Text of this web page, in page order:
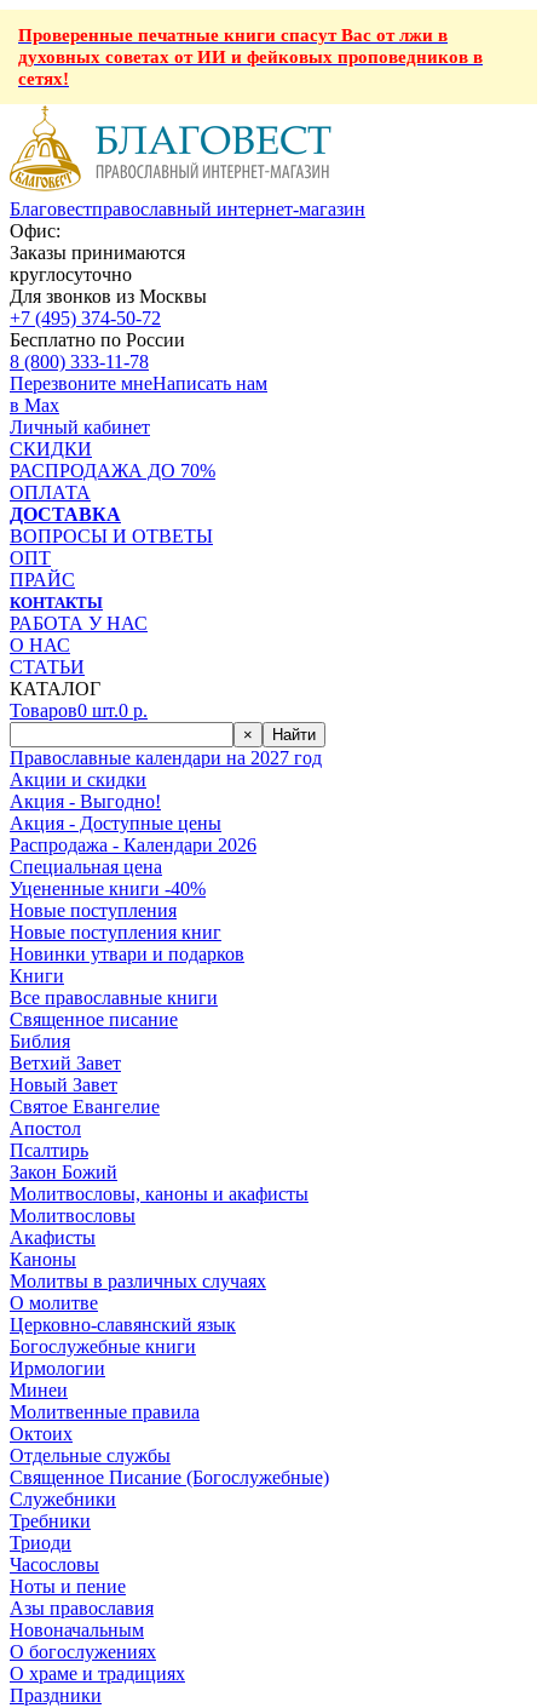
Проверенные печатные книги спасут Вас от лжи в
духовных советах от ИИ и фейковых проповедников в
сетях!
Благовестправославный интернет-магазин
Офис:
Заказы принимаются
круглосуточно
Для звонков из Москвы
+7 (495) 374-50-72
Бесплатно по России
8 (800) 333-11-78
Перезвоните мнеНаписать нам
в Max
Личный кабинет
СКИДКИ
РАСПРОДАЖА ДО 70%
ОПЛАТА
ДОСТАВКА
ВОПРОСЫ И ОТВЕТЫ
ОПТ
ПРАЙС
КОНТАКТЫ
РАБОТА У НАС
О НАС
СТАТЬИ
КАТАЛОГ
Товаров0 шт.0 р.
× Найти
Православные календари на 2027 год
Акции и скидки
Акция - Выгодно!
Акция - Доступные цены
Распродажа - Календари 2026
Специальная цена
Уцененные книги -40%
Новые поступления
Новые поступления книг
Новинки утвари и подарков
Книги
Все православные книги
Священное писание
Библия
Ветхий Завет
Новый Завет
Святое Евангелие
Апостол
Псалтирь
Закон Божий
Молитвословы, каноны и акафисты
Молитвословы
Акафисты
Каноны
Молитвы в различных случаях
О молитве
Церковно-славянский язык
Богослужебные книги
Ирмологии
Минеи
Молитвенные правила
Октоих
Отдельные службы
Священное Писание (Богослужебные)
Служебники
Требники
Триоди
Часословы
Ноты и пение
Азы православия
Новоначальным
О богослужениях
О храме и традициях
Праздники